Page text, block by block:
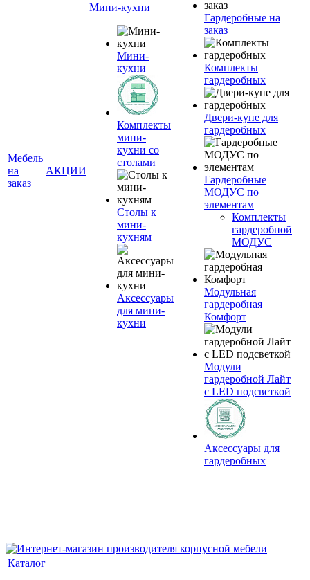
Мебель
на
заказ
АКЦИИ
Мини-кухни
Мини-
кухни
Комплекты
мини-
кухни со
столами
Столы к
мини-
кухням
Аксессуары
для мини-
кухни
Гардеробные на
заказ
Комплекты
гардеробных
Двери-купе для
гардеробных
Гардеробные
МОДУС по
элементам
Комплекты
гардеробной
МОДУС
Модульная
гардеробная
Комфорт
Модули
гардеробной Лайт
с LED подсветкой
Аксессуары для
гардеробных
Каталог